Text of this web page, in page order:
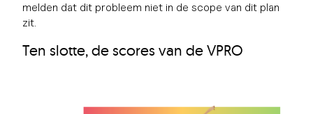
melden dat dit probleem niet in de scope van dit plan
zit.
Ten slotte, de scores van de VPRO